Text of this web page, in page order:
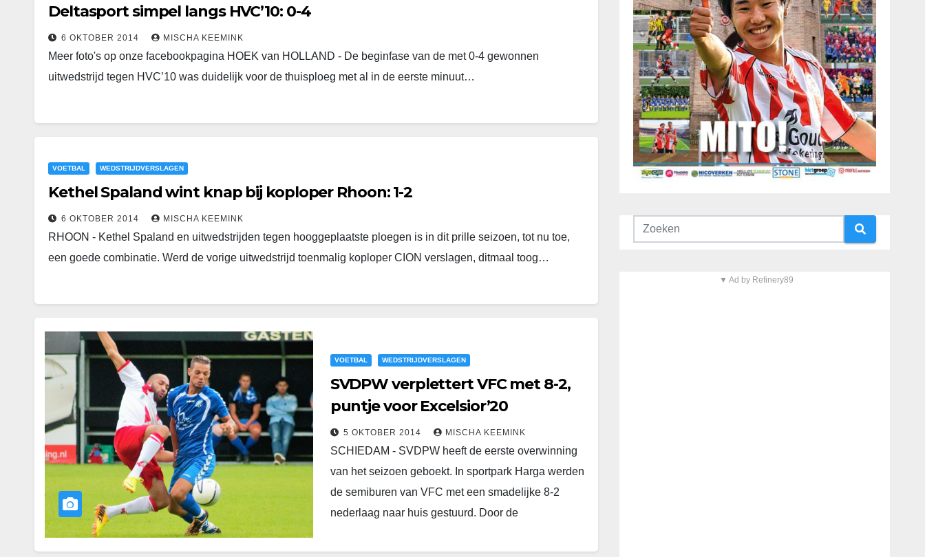
Deltasport simpel langs HVC’10: 0-4
6 OKTOBER 2014 MISCHA KEEMINK
Meer foto's op onze facebookpagina HOEK van HOLLAND - De beginfase van de met 0-4 gewonnen
uitwedstrijd tegen HVC’10 was duidelijk voor de thuisploeg met al in de eerste minuut…
VOETBAL WEDSTRIJDVERSLAGEN
Kethel Spaland wint knap bij koploper Rhoon: 1-2
6 OKTOBER 2014 MISCHA KEEMINK
RHOON - Kethel Spaland en uitwedstrijden tegen hooggeplaatste ploegen is in dit prille seizoen, tot nu toe,
een goede combinatie. Werd de vorige uitwedstrijd toenmalig koploper CION verslagen, ditmaal toog…
VOETBAL WEDSTRIJDVERSLAGEN
SVDPW verplettert VFC met 8-2,
puntje voor Excelsior’20
5 OKTOBER 2014 MISCHA KEEMINK
SCHIEDAM - SVDPW heeft de eerste overwinning
van het seizoen geboekt. In sportpark Harga werden
de semiburen van VFC met een smadelijke 8-2
nederlaag naar huis gestuurd. Door de
▼ Ad by Refinery89